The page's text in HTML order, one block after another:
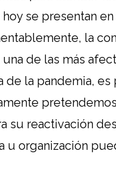
se presentan
la
de las más
de la pandemia, es
su reactivación
u organización